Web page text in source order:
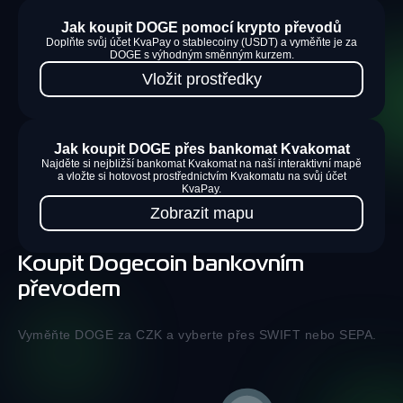
Koupit Dogecoin bankovním
převodem
Vyměňte DOGE za CZK a vyberte přes SWIFT nebo SEPA.
Jak koupit DOGE pomocí krypto převodů
Doplňte svůj účet KvaPay o stablecoiny (USDT) a vyměňte je za
DOGE s výhodným směnným kurzem.
Vložit prostředky
Jak koupit DOGE přes bankomat Kvakomat
Najděte si nejbližší bankomat Kvakomat na naší interaktivní mapě
a vložte si hotovost prostřednictvím Kvakomatu na svůj účet
KvaPay.
Zobrazit mapu